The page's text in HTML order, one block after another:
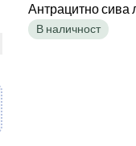
Антрацитно сива
IP44 - Rox
В наличност